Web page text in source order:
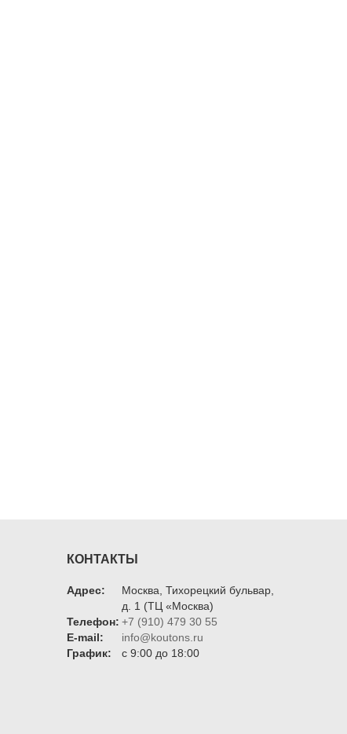
КОНТАКТЫ
Адрес:
Москва, Тихорецкий бульвар,
д. 1 (ТЦ «Москва)
Телефон: +7 (910) 479 30 55
E-mail:
info@koutons.ru
График:
c 9:00 до 18:00